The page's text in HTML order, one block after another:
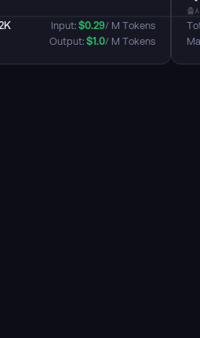
Input: $0.29/ M Tokens
Output: $1.0/ M Tokens
출